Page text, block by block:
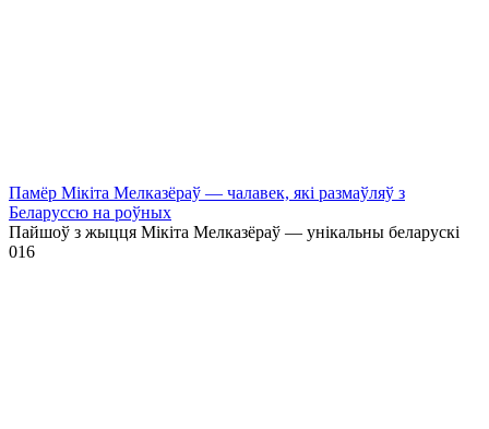
Памёр Мікіта Мелказёраў — чалавек, які размаўляў з
Беларуссю на роўных
Пайшоў з жыцця Мікіта Мелказёраў — унікальны беларускі
016